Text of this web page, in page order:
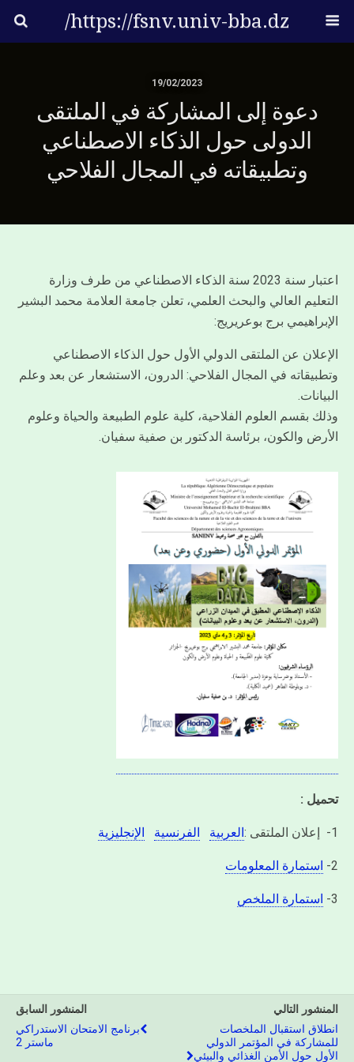
https://fsnv.univ-bba.dz/
19/02/2023
دعوة إلى المشاركة في الملتقى
الدولى حول الذكاء الاصطناعي
وتطبيقاته في المجال الفلاحي
اعتبار سنة 2023 سنة الذكاء الاصطناعي من طرف وزارة
التعليم العالي والبحث العلمي، تعلن جامعة العلامة محمد البشير
الإبراهيمي برج بوعريريج:
الإعلان عن الملتقى الدولي الأول حول الذكاء الاصطناعي
وتطبيقاته في المجال الفلاحي: الدرون، الاستشعار عن بعد وعلم
البيانات.
وذلك بقسم العلوم الفلاحية، كلية علوم الطبيعة والحياة وعلوم
الأرض والكون، برئاسة الدكتور بن صفية سفيان.
تحميل :
1- إعلان الملتقى : العربية الفرنسية الإنجليزية
2- استمارة المعلومات
3- استمارة الملخص
المنشور السابق
برنامج الامتحان الاستدراكي
ماستر 2
المنشور التالي
انطلاق استقبال الملخصات
للمشاركة في المؤتمر الدولي
الأول حول الأمن الغذائي والبيئي